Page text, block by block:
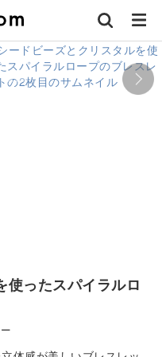
使ったスパイラルロ